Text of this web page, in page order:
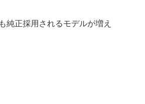
純正採用されるモデルが増え